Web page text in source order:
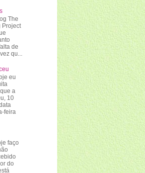
The
Project
de
qu...
eu
a
10
feira
faço
do